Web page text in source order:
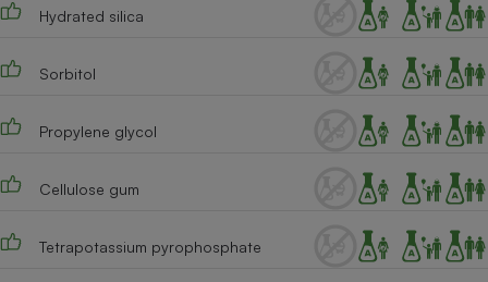
Hydrated silica
Sorbitol
Propylene glycol
Cellulose gum
Tetrapotassium pyrophosphate
Ventilateur
Antivirus
Climatiseur -
Ventilateur